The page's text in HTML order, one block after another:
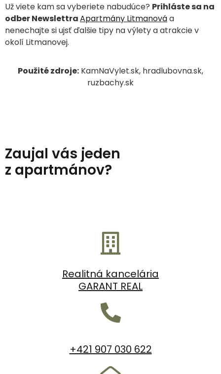
Už viete kam sa vyberiete nabudúce? Prihláste sa na
odber NewslettraApartmány Litmanováa
nenechajte si ujsť ďalšie tipy na výlety a atrakcie v
okolí Litmanovej.
Použité zdroje: KamNaVylet.sk, hradlubovna.sk,
ruzbachy.sk
Zaujal vás jeden
z apartmánov?
Realitná kancelária
GARANT REAL
+421 907 030 622